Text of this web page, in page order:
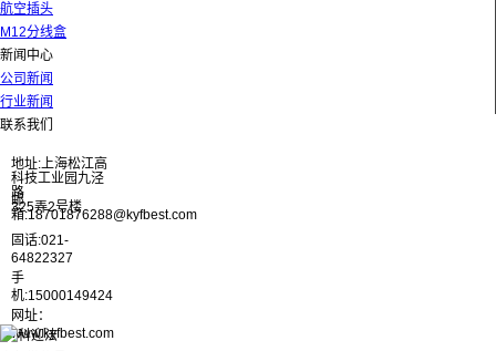
航空插头
M12分线盒
新闻中心
公司新闻
行业新闻
联系我们
地址:上海松江高
科技工业园九泾
路
325弄2号楼
邮
箱:18701876288@kyfbest.com
固话:021-
64822327
手
机:15000149424
网址：
www.kyfbest.com